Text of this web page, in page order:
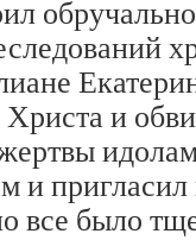
и
и
все было